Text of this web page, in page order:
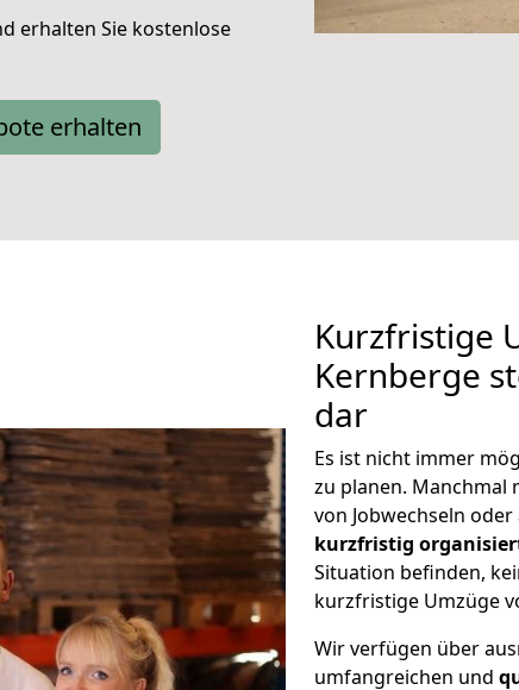
erhalten Sie kostenlose
erhalten
Kurzfristige
Kernberge
dar
Es ist nicht immer
zu planen. Manchmal
von Jobwechseln
kurzfristig
Situation befinden,
kurzfristige Umzüge
Wir verfügen über
umfangreichen und